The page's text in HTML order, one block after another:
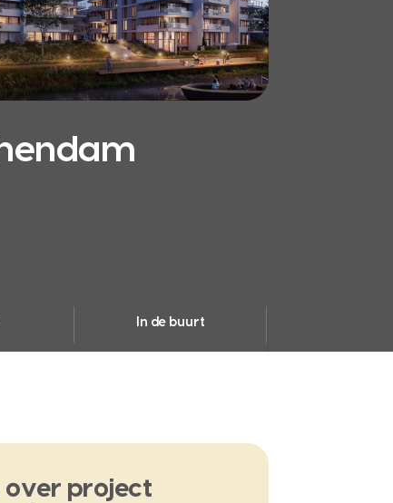
In de buurt
over project